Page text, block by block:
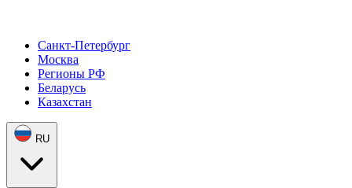
Санкт-Петербург
Москва
Регионы РФ
Беларусь
Казахстан
RU